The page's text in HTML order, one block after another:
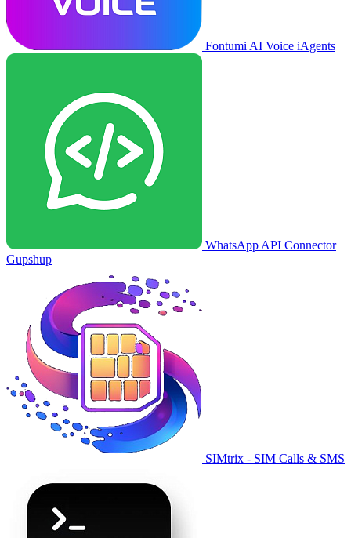
Fontumi AI Voice iAgents
WhatsApp API Connector
Gupshup
SIMtrix - SIM Calls & SMS